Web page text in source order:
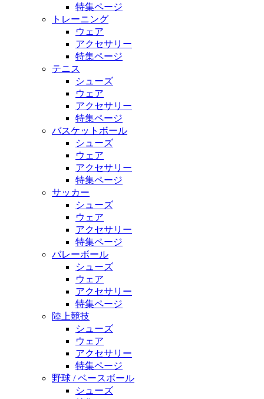
特集ページ
トレーニング
ウェア
アクセサリー
特集ページ
テニス
シューズ
ウェア
アクセサリー
特集ページ
バスケットボール
シューズ
ウェア
アクセサリー
特集ページ
サッカー
シューズ
ウェア
アクセサリー
特集ページ
バレーボール
シューズ
ウェア
アクセサリー
特集ページ
陸上競技
シューズ
ウェア
アクセサリー
特集ページ
野球 / ベースボール
シューズ